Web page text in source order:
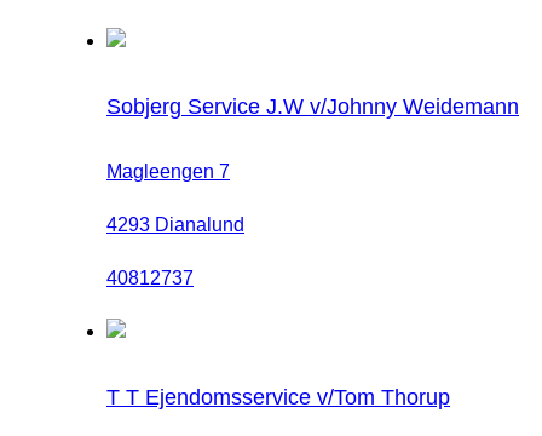
Sobjerg Service J.W v/Johnny Weidemann
Magleengen 7
4293 Dianalund
40812737
T T Ejendomsservice v/Tom Thorup